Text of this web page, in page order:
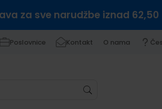
za sve narudžbe iznad
Poslovnice Kontakt O nama